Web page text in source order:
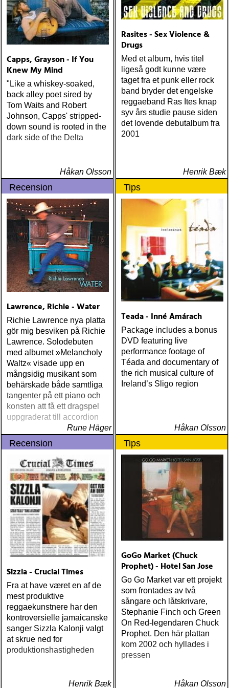
miles : beyond the
headlights (house of trout)
ÅRETS
AMERICA/BYRDS/EAGLES/JAYHAWKS:
(tapete) ÅRETS
SUPERGRUPP: monsters
of folk : monsters of folk
(rough trade) ÅRETS T-
BONE BURNETT:
moonalice : moonalice (a
minor label) ÅRETS
STÖRSTA, VÄRSTA,
(reprise) ÅRETS GRAM &
EMMYLOU: sugarcane
jane : sugarcane jane
(admiral bean) ÅRETS FAB
FOUR: the beatles : mono
& stereo box (apple)
ÅRETS LIVE-DOKUMENT:
tom petty & the
heartbreakers : the live
anthology (reprise) ÅRETS
STUDIOÄSS: works
progress administration :
CÉLINE DION: zachary
richard : last kiss (artist
garage)
Traoré Beautiful Africa
(Nonesuch) Sam Baker Say
Grace (Sam Baker Music)
Guy Clark My Favorite
Richard Lindgren Driftwood
(Rootsy) Chip Taylor Block
Out The Sirens Of This
Lonely World (Trainwreck)
Nick Cave & The Bad
Seeds Push The Sky Away
(Bad Seed) Andi Almqvist
Warsaw Holiday (Rootsy)
Unheard Studio Sessions &
Demos 1971-1972
(Omnivore) Naturligtvis
borde alla årets Rootsy-
plattor vara med på listan,
men jag har istället valt att
bara lista de plattor jag
lyssnat på väsentligt mycket
mer än vad tjänsten kräver
Capps, Grayson - If You
Knew My Mind
"Like a whiskey-soaked,
back alley poet sired by
Tom Waits and Robert
Johnson, Capps' stripped-
down sound is rooted in the
dark side of the Delta
Håkan Olsson
Rasites - Sex Violence &
Drugs
Med et album, hvis titel
ligeså godt kunne være
taget fra et punk eller rock
band bryder det engelske
reggaeband Ras Ites knap
syv års studie pause siden
det lovende debutalbum fra
2001
Henrik Bæk
Recension
Lawrence, Richie - Water
Richie Lawrence nya platta
gör mig besviken på Richie
Lawrence. Solodebuten
med albumet »Melancholy
Waltz« visade upp en
mångsidig musikant som
behärskade både samtliga
tangenter på ett piano och
konsten att få ett dragspel
uppgraderat till accordion
Rune Häger
Tips
Teada - Inné Amárach
Package includes a bonus
DVD featuring live
performance footage of
Téada and documentary of
the rich musical culture of
Ireland’s Sligo region
Håkan Olsson
Recension
Sizzla - Crucial Times
Fra at have været en af de
mest produktive
reggaekunstnere har den
kontroversielle jamaicanske
sanger Sizzla Kalonji valgt
at skrue ned for
produktionshastigheden
Henrik Bæk
Tips
GoGo Market (Chuck
Prophet) - Hotel San Jose
Go Go Market var ett projekt
som frontades av två
sångare och låtskrivare,
Stephanie Finch och Green
On Red-legendaren Chuck
Prophet. Den här plattan
kom 2002 och hyllades i
pressen
Håkan Olsson